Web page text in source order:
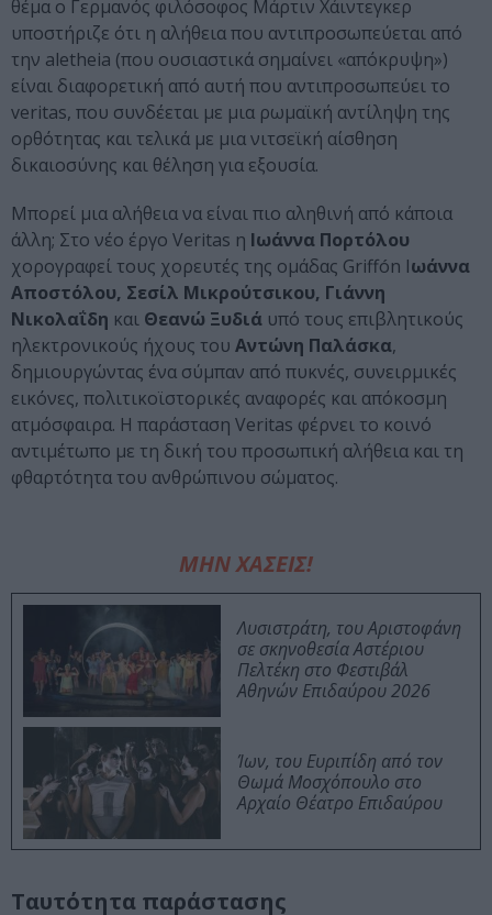
θέμα ο Γερμανός φιλόσοφος Μάρτιν Χάιντεγκερ
υποστήριζε ότι η αλήθεια που αντιπροσωπεύεται από
την aletheia (που ουσιαστικά σημαίνει «απόκρυψη»)
είναι διαφορετική από αυτή που αντιπροσωπεύει το
veritas, που συνδέεται με μια ρωμαϊκή αντίληψη της
ορθότητας και τελικά με μια νιτσεϊκή αίσθηση
δικαιοσύνης και θέληση για εξουσία.
Μπορεί μια αλήθεια να είναι πιο αληθινή από κάποια
άλλη; Στο νέο έργο Veritas η Ιωάννα Πορτόλου
χορογραφεί τους χορευτές της ομάδας Griffón Ιωάννα
Αποστόλου, Σεσίλ Μικρούτσικου, Γιάννη
Νικολαΐδη και Θεανώ Ξυδιά υπό τους επιβλητικούς
ηλεκτρονικούς ήχους του Αντώνη Παλάσκα,
δημιουργώντας ένα σύμπαν από πυκνές, συνειρμικές
εικόνες, πολιτικοϊστορικές αναφορές και απόκοσμη
ατμόσφαιρα. Η παράσταση Veritas φέρνει το κοινό
αντιμέτωπο με τη δική του προσωπική αλήθεια και τη
φθαρτότητα του ανθρώπινου σώματος.
ΜΗΝ ΧΑΣΕΙΣ!
Λυσιστράτη, του Αριστοφάνη
σε σκηνοθεσία Αστέριου
Πελτέκη στο Φεστιβάλ
Αθηνών Επιδαύρου 2026
Ίων, του Ευριπίδη από τον
Θωμά Μοσχόπουλο στο
Αρχαίο Θέατρο Επιδαύρου
Ταυτότητα παράστασης